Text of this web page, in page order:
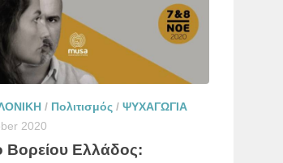
/ Πολιτισμός / ΨΥΧΑΓΩΓΙΑ
2020
Βορείου Ελλάδος: